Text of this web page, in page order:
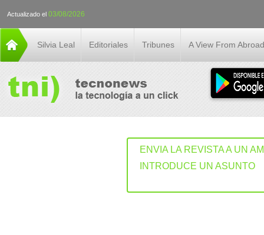
Actualizado el 03/08/2026
Silvia Leal Editoriales Tribunes A View From Abroad
ENVIA LA REVISTA A UN
INTRODUCE UN ASUNTO